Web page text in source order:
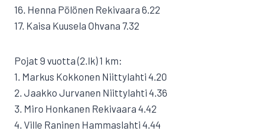
16. Henna Pölönen Rekivaara 6.22
17. Kaisa Kuusela Ohvana 7.32
Pojat 9 vuotta (2.lk) 1 km:
1. Markus Kokkonen Niittylahti 4.20
2. Jaakko Jurvanen Niittylahti 4.36
3. Miro Honkanen Rekivaara 4.42
4. Ville Raninen Hammaslahti 4.44